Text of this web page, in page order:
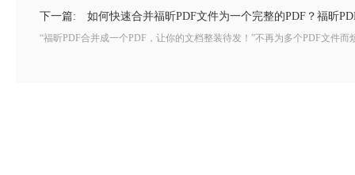
下一篇: 如何快速合并福昕PDF文件为一个完整的PDF？福昕
“福昕PDF合并成一个PDF，让你的文档整装待发！”不再为多个PDF文件